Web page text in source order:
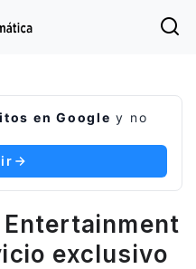
en Google y no
exclusivo